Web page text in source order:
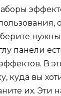
панели
В
куда вы
их. Эти